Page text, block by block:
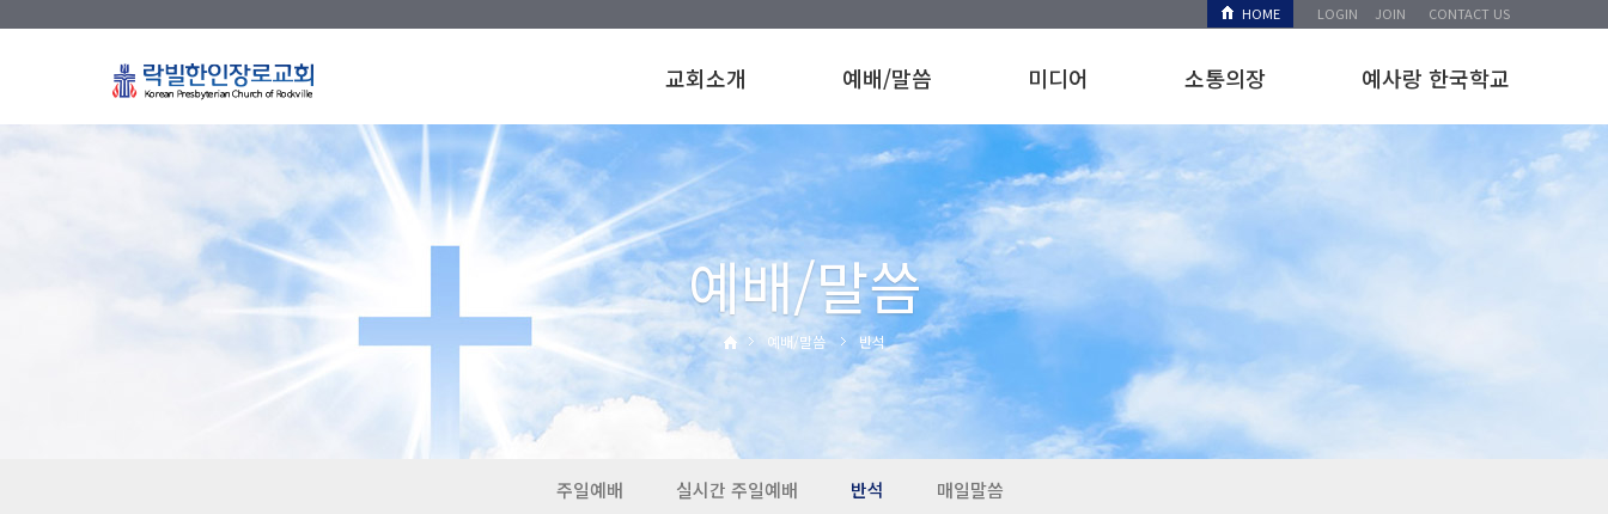
HOME LOGIN JOIN CONTACT US
교회소개 예배/말씀 미디어 소통의장 예사랑 한국학교
예배/말씀
예배/말씀 반석
주일예배 실시간 주일예배 반석 매일말씀